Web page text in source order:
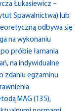
Łukasiewicz –
Spawalnictwa) lub
odbywa się
na wykonaniu
próbie łamania.
na indywidualne
zdaniu egzaminu
MAG (135),